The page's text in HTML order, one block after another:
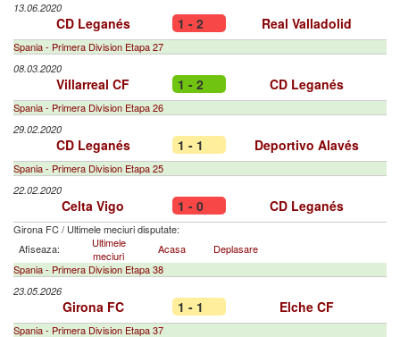
13.06.2020
CD Leganés 1 - 2 Real Valladolid
Spania - Primera Division Etapa 27
08.03.2020
Villarreal CF 1 - 2 CD Leganés
Spania - Primera Division Etapa 26
29.02.2020
CD Leganés 1 - 1 Deportivo Alavés
Spania - Primera Division Etapa 25
22.02.2020
Celta Vigo 1 - 0 CD Leganés
Girona FC/ Ultimele meciuri disputate:
Afiseaza:
Ultimele
meciuri
Acasa
Deplasare
Spania - Primera Division Etapa 38
23.05.2026
Girona FC 1 - 1 Elche CF
Spania - Primera Division Etapa 37